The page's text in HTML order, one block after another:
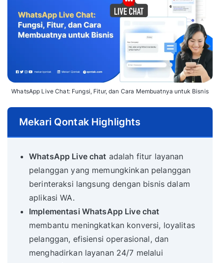
WhatsApp Live Chat: Fungsi, Fitur, dan Cara Membuatnya untuk Bisnis
Mekari Qontak Highlights
WhatsApp Live chat adalah fitur layanan
pelanggan yang memungkinkan pelanggan
berinteraksi langsung dengan bisnis dalam
aplikasi WA.
Implementasi WhatsApp Live chat
membantu meningkatkan konversi, loyalitas
pelanggan, efisiensi operasional, dan
menghadirkan layanan 24/7 melalui